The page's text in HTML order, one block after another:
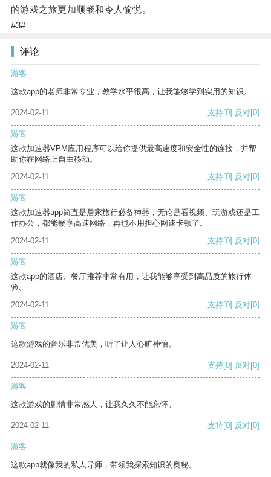
的游戏之旅更加顺畅和令人愉悦。
#3#
评论
游客
这款app的老师非常专业，教学水平很高，让我能够学到实用的知识。
2024-02-11 支持[0] 反对[0]
游客
这款加速器VPM应用程序可以给你提供最高速度和安全性的连接，并帮
助你在网络上自由移动。
2024-02-11
支持[0] 反对[0]
游客
这款加速器app简直是居家旅行必备神器，无论是看视频、玩游戏还是工
作办公，都能畅享高速网络，再也不用担心网速卡顿了。
2024-02-11
支持[0] 反对[0]
游客
这款app的酒店、餐厅推荐非常有用，让我能够享受到高品质的旅行体
验。
2024-02-11
支持[0] 反对[0]
游客
这款游戏的音乐非常优美，听了让人心旷神怡。
2024-02-11 支持[0] 反对[0]
游客
这款游戏的剧情非常感人，让我久久不能忘怀。
2024-02-11 支持[0] 反对[0]
游客
这款app就像我的私人导师，带领我探索知识的奥秘。